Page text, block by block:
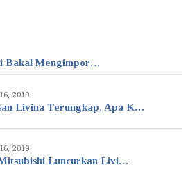
Bakal Mengimpor…
2019
Livina Terungkap, Apa K…
2019
Luncurkan Livi…